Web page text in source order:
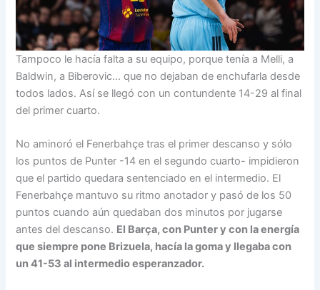
Tampoco le hacía falta a su equipo, porque tenía a Melli, a
Baldwin, a Biberovic… que no dejaban de enchufarla desde
todos lados. Así se llegó con un contundente 14-29 al final
del primer cuarto.
No aminoró el Fenerbahçe tras el primer descanso y sólo
los puntos de Punter -14 en el segundo cuarto- impidieron
que el partido quedara sentenciado en el intermedio. El
Fenerbahçe mantuvo su ritmo anotador y pasó de los 50
puntos cuando aún quedaban dos minutos por jugarse
antes del descanso. El Barça, con Punter y con la energía
que siempre pone Brizuela, hacía la goma y llegaba con
un 41-53 al intermedio esperanzador.